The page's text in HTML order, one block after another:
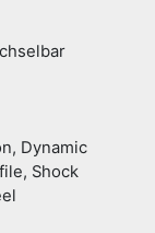
Dynamic
Shock